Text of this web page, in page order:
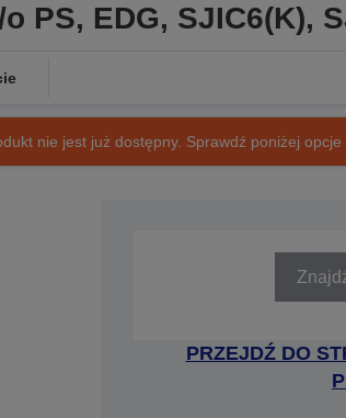
PS, EDG, SJIC6(K),
nie jest już dostępny. Sprawdź poniżej opcje
PRZEJDŹ DO